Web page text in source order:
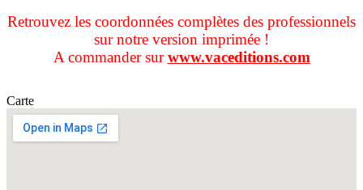
Retrouvez les coordonnées complètes des professionnels
sur notre version imprimée !
A commander surwww.vaceditions.com
Carte